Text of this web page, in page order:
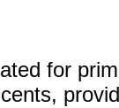
for